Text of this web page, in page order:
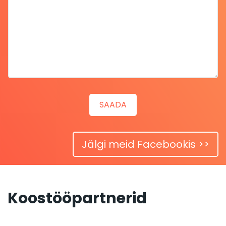
Jälgi meid Facebookis >>
Koostööpartnerid